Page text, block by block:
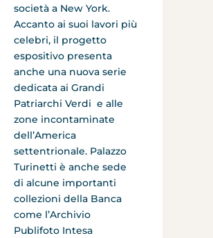
società a New York.
Accanto ai suoi lavori più
celebri, il progetto
espositivo presenta
anche una nuova serie
dedicata ai Grandi
Patriarchi Verdi e alle
zone incontaminate
dell’America
settentrionale. Palazzo
Turinetti è anche sede
di alcune importanti
collezioni della Banca
come l’Archivio
Publifoto Intesa